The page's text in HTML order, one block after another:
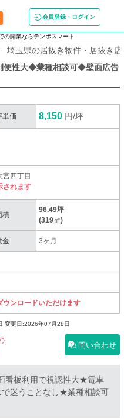
会員登録・ログイン
の開業ならテンポスマート
埼玉県の居抜き物件・居抜き
便性大◆業種相談可◆壁面広告
単価 8,150 円/坪
四丁目
されます
積
96.49坪
(319㎡)
金 3ヶ月
ウンロードいただけます
変更日:2026年07月28日
問い合わせ
看板利用で視認性大★電車
迷うことなし★業種相談可